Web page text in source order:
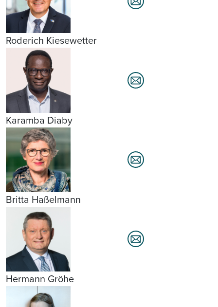
Roderich Kiesewetter
Karamba Diaby
Britta Haßelmann
Hermann Gröhe